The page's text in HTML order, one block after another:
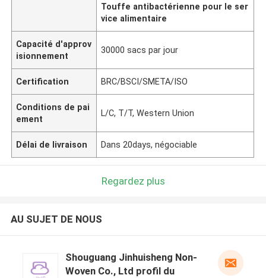
Touffe antibactérienne pour le ser
vice alimentaire
Capacité d'approv
isionnement
30000 sacs par jour
Certification BRC/BSCI/SMETA/ISO
Conditions de pai
ement
L/C, T/T, Western Union
Délai de livraison Dans 20days, négociable
Regardez plus
AU SUJET DE NOUS
Shouguang Jinhuisheng Non-
Woven Co., Ltd profil du